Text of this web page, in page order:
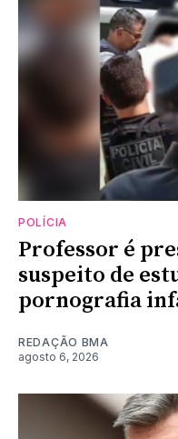
POLÍCIA
Professor é
suspeito de
pornografia
REDAÇÃO BMA
agosto 6, 2026